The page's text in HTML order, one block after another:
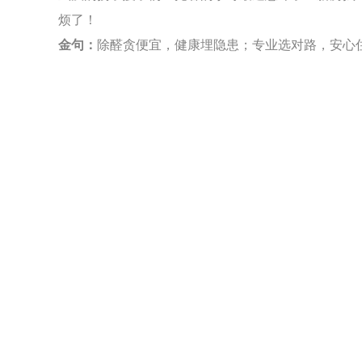
烦了！
金句： 除醛贪便宜，健康埋隐患；专业选对路，安